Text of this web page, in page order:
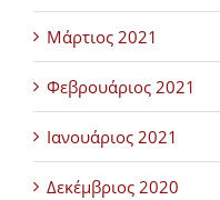
Μάρτιος 2021
Φεβρουάριος 2021
Ιανουάριος 2021
Δεκέμβριος 2020